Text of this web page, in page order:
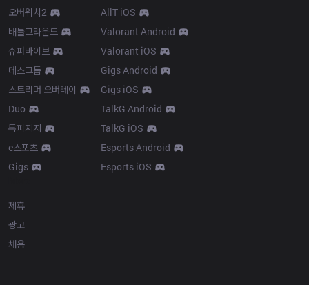
오버워치2
배틀그라운드
슈퍼바이브
데스크톱
스트리머 오버레이
Duo
톡피지지
e스포츠
Gigs
AllT iOS
Valorant Android
Valorant iOS
Gigs Android
Gigs iOS
TalkG Android
TalkG iOS
Esports Android
Esports iOS
제휴
광고
채용